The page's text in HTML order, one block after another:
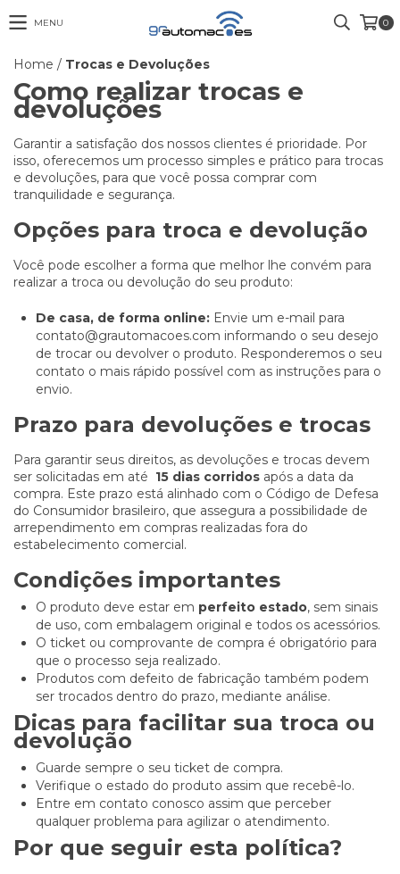
MENU 0
Home / Trocas e Devoluções
Como realizar trocas e
devoluções
Garantir a satisfação dos nossos clientes é prioridade. Por
isso, oferecemos um processo simples e prático para trocas
e devoluções, para que você possa comprar com
tranquilidade e segurança.
Opções para troca e devolução
Você pode escolher a forma que melhor lhe convém para
realizar a troca ou devolução do seu produto:
De casa, de forma online: Envie um e-mail para
contato@grautomacoes.com informando o seu desejo
de trocar ou devolver o produto. Responderemos o seu
contato o mais rápido possível com as instruções para o
envio.
Prazo para devoluções e trocas
Para garantir seus direitos, as devoluções e trocas devem
ser solicitadas em até 15 dias corridos após a data da
compra. Este prazo está alinhado com o Código de Defesa
do Consumidor brasileiro, que assegura a possibilidade de
arrependimento em compras realizadas fora do
estabelecimento comercial.
Condições importantes
O produto deve estar em perfeito estado, sem sinais
de uso, com embalagem original e todos os acessórios.
O ticket ou comprovante de compra é obrigatório para
que o processo seja realizado.
Produtos com defeito de fabricação também podem
ser trocados dentro do prazo, mediante análise.
Dicas para facilitar sua troca ou
devolução
Guarde sempre o seu ticket de compra.
Verifique o estado do produto assim que recebê-lo.
Entre em contato conosco assim que perceber
qualquer problema para agilizar o atendimento.
Por que seguir esta política?